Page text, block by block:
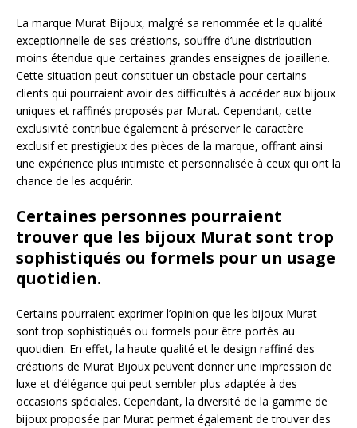
La marque Murat Bijoux, malgré sa renommée et la qualité
exceptionnelle de ses créations, souffre d’une distribution
moins étendue que certaines grandes enseignes de joaillerie.
Cette situation peut constituer un obstacle pour certains
clients qui pourraient avoir des difficultés à accéder aux bijoux
uniques et raffinés proposés par Murat. Cependant, cette
exclusivité contribue également à préserver le caractère
exclusif et prestigieux des pièces de la marque, offrant ainsi
une expérience plus intimiste et personnalisée à ceux qui ont la
chance de les acquérir.
Certaines personnes pourraient
trouver que les bijoux Murat sont trop
sophistiqués ou formels pour un usage
quotidien.
Certains pourraient exprimer l’opinion que les bijoux Murat
sont trop sophistiqués ou formels pour être portés au
quotidien. En effet, la haute qualité et le design raffiné des
créations de Murat Bijoux peuvent donner une impression de
luxe et d’élégance qui peut sembler plus adaptée à des
occasions spéciales. Cependant, la diversité de la gamme de
bijoux proposée par Murat permet également de trouver des